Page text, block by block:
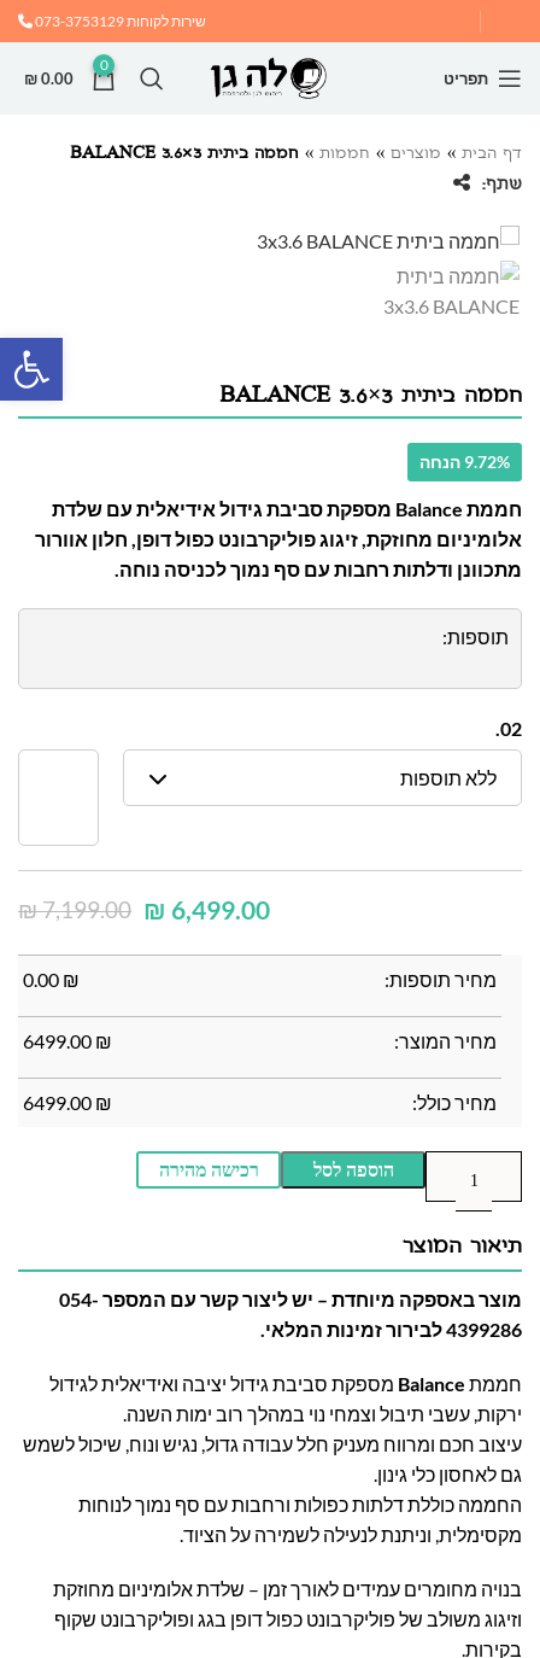
שירות לקוחות073-3753129
תפריט
0
₪0.00
דף הבית » מוצרים » חממות » חממה ביתית 3×3.6 BALANCE
שתף:
חממה ביתית 3×3.6 BALANCE
9.72% הנחה
חממת Balance מספקת סביבת גידול אידיאלית עם שלדת
אלומיניום מחוזקת, זיגוג פוליקרבונט כפול דופן, חלון אוורור
מתכוונן ודלתות רחבות עם סף נמוך לכניסה נוחה.
תוספות:
02.
ללא תוספות
₪7,199.00 ₪ 6,499.00
מחיר תוספות: ₪
0.00
מחיר המוצר: ₪
6499.00
מחיר כולל: ₪
6499.00
הוספה לסל רכישה מהירה
תיאור המוצר
מוצר באספקה מיוחדת – יש ליצור קשר עם המספר 054-
4399286 לבירור זמינות המלאי.
חממת Balance מספקת סביבת גידול יציבה ואידיאלית לגידול
ירקות, עשבי תיבול וצמחי נוי במהלך רוב ימות השנה.
עיצוב חכם ומרווח מעניק חלל עבודה גדול, נגיש ונוח, שיכול לשמש
גם לאחסון כלי גינון.
החממה כוללת דלתות כפולות ורחבות עם סף נמוך לנוחות
מקסימלית, וניתנת לנעילה לשמירה על הציוד.
בנויה מחומרים עמידים לאורך זמן – שלדת אלומיניום מחוזקת
וזיגוג משולב של פוליקרבונט כפול דופן בגג ופוליקרבונט שקוף
בקירות.